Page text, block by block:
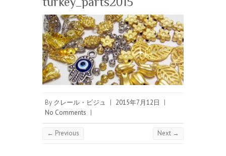
By クレール・ビジュ | 2015年7月12日
|
No Comments |
← Previous Next →